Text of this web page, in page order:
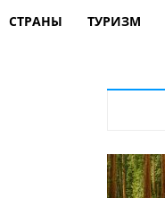
СТРАНЫ ТУРИЗМ